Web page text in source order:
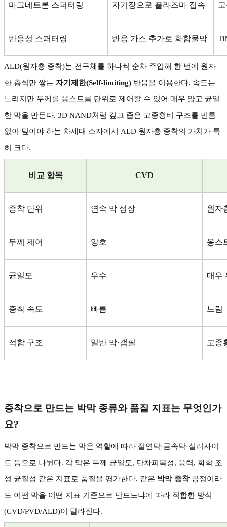
마그네트론 스퍼터링 자기장으로 플라즈마 집속
반응성 스퍼터링 반응 가스 추가로 화합물막
ALD(원자층 증착)는 전구체를 하나씩 순차 주입해 한 번에 원자
한 층씩만 쌓는 자기제한(Self-limiting) 반응을 이용한다. 속도는
느리지만 두께를 옹스트롬 단위로 제어할 수 있어 매우 얇고 균일
한 막을 만든다. 3D NAND처럼 깊고 좁은 고종횡비 구조를 빈틈
없이 덮어야 하는 차세대 소자에서 ALD 원자층 증착의 가치가 특
히 크다.
비교 항목 CVD
증착 단위 연속 막 성장 원자
두께 제어 양호 옹스
균일도 우수 매우
증착 속도 빠름 느림
적합 구조 일반 막·갭필 고종
증착으로 만드는 박막 종류와 품질 지표는 무엇인가
요?
박막 증착으로 만드는 막은 역할에 따라 절연막·금속막·실리사이
드 등으로 나뉜다. 각 막은 두께 균일도, 단차피복성, 응력, 화학 조
성 균질성 같은 지표로 품질을 평가한다. 같은 박막 증착공정이라
도 어떤 막을 어떤 지표 기준으로 만드느냐에 따라 적합한 방식
(CVD/PVD/ALD)이 달라진다.